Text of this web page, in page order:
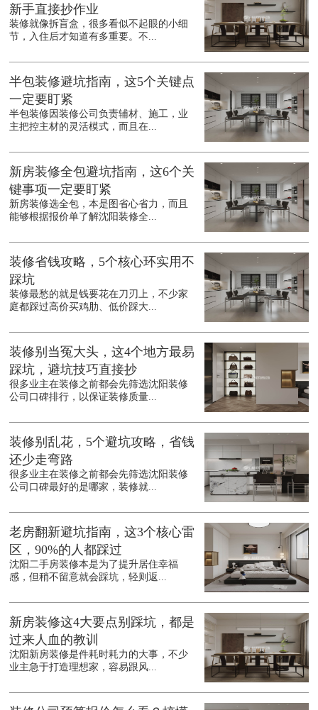
新手直接抄作业
装修就像拆盲盒，很多看似不起眼的小细
节，入住后才知道有多重要。不...
半包装修避坑指南，这5个关键点
一定要盯紧
半包装修因装修公司负责辅材、施工，业
主把控主材的灵活模式，而且在...
新房装修全包避坑指南，这6个关
键事项一定要盯紧
新房装修选全包，本是图省心省力，而且
能够根据报价单了解沈阳装修全...
装修省钱攻略，5个核心环实用不
踩坑
装修最愁的就是钱要花在刀刃上，不少家
庭都踩过高价买鸡肋、低价踩大...
装修别当冤大头，这4个地方最易
踩坑，避坑技巧直接抄
很多业主在装修之前都会先筛选沈阳装修
公司口碑排行，以保证装修质量...
装修别乱花，5个避坑攻略，省钱
还少走弯路
很多业主在装修之前都会先筛选沈阳装修
公司口碑最好的是哪家，装修就...
老房翻新避坑指南，这3个核心雷
区，90%的人都踩过
沈阳二手房装修本是为了提升居住幸福
感，但稍不留意就会踩坑，轻则返...
新房装修这4大要点别踩坑，都是
过来人血的教训
沈阳新房装修是件耗时耗力的大事，不少
业主急于打造理想家，容易跟风...